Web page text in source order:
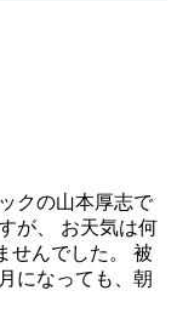
クの山本厚志で
が、 お天気は何
せんでした。 被
になっても、朝